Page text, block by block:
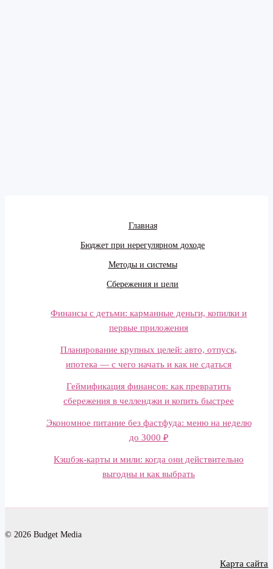
Главная
Бюджет при нерегулярном доходе
Методы и системы
Сбережения и цели
Финансы с детьми: карманные деньги, копилки и
первые приложения
Планирование крупных целей: авто, отпуск,
ипотека — с чего начать и как не сдаться
Геймификация финансов: как превратить
сбережения в челленджи и копить быстрее
Экономное питание без фастфуда: меню на неделю
до 3000 ₽
Кэшбэк-карты и мили: когда они действительно
выгодны и как выбрать
© 2026 Budget Media
Карта сайта